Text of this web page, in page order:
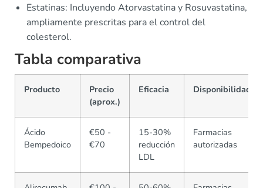
Estatinas: Incluyendo Atorvastatina y Rosuvastatina,
ampliamente prescritas para el control del
colesterol.
Tabla comparativa
Producto
Precio
(aprox.)
Eficacia Disponibilidad
Ácido
Bempedoico
€50 -
€70
15-30%
reducción
LDL
Farmacias
autorizadas